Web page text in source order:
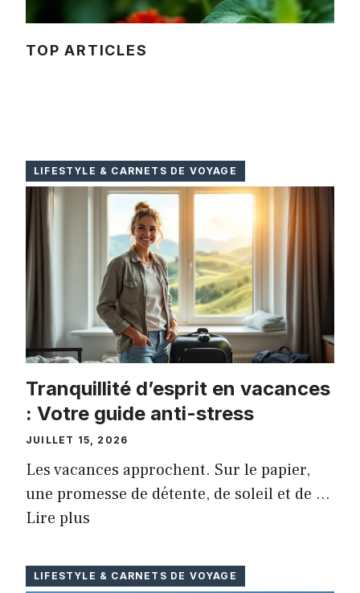
TOP ARTICLES
LIFESTYLE & CARNETS DE VOYAGE
Tranquillité d’esprit en vacances
: Votre guide anti-stress
JUILLET 15, 2026
Les vacances approchent. Sur le papier,
une promesse de détente, de soleil et de …
Lire plus
LIFESTYLE & CARNETS DE VOYAGE